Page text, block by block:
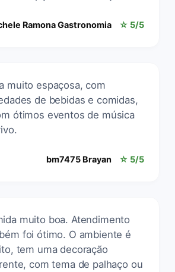
Ramona Gastronomia ☆ 5/5
muito espaçosa, com
de bebidas e comidas,
ótimos eventos de música
bm7475 Brayan ☆ 5/5
muito boa. Atendimento
foi ótimo. O ambiente é
tem uma decoração
com tema de palhaço ou